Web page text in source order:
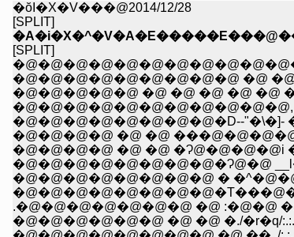
�ŏI�X�V���@2014/12/28
[SPLIT]
[SPLIT]
�@�@�@�@�@�@�@�@�@ �@ �@
�@�@�@�@�@ �@ �@ �@ �@ �@
�@�@�@�@ �@ �@
�@�@�@�@�@�@�@�@�Ɂ@�@
�@�@�@�@�@�@�@�@ �
.�@�@�@�@�@�@�@ �@ :�@�@
�@�@�@�@�@�@ �@ �@ �./�r�q/